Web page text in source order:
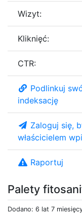
Palety
Dodano: 6 lat 7
Wizyt:
Kliknięć:
CTR:
Podlinkuj
indeksację
Zaloguj się,
właścicielem
Raportuj